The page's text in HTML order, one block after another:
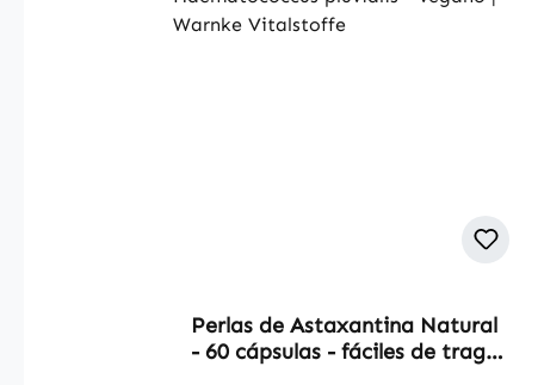
Perlas de Astaxantina Natural
- 60 cápsulas - fáciles de tragar